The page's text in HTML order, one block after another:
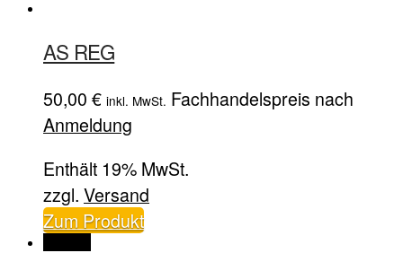
AS REG
50,00 € inkl. MwSt. Fachhandelspreis nach
Anmeldung
Enthält 19% MwSt.
zzgl. Versand
Zum Produkt